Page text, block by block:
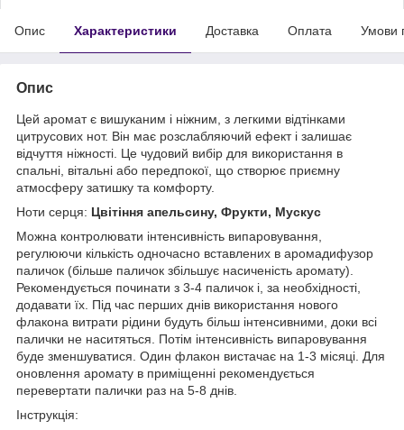
Опис Характеристики Доставка Оплата Умови
Опис
Цей аромат є вишуканим і ніжним, з легкими відтінками
цитрусових нот. Він має розслабляючий ефект і залишає
відчуття ніжності. Це чудовий вибір для використання в
спальні, вітальні або передпокої, що створює приємну
атмосферу затишку та комфорту.
Ноти серця: Цвітіння апельсину, Фрукти, Мускус
Можна контролювати інтенсивність випаровування,
регулюючи кількість одночасно вставлених в аромадифузор
паличок (більше паличок збільшує насиченість аромату).
Рекомендується починати з 3-4 паличок і, за необхідності,
додавати їх. Під час перших днів використання нового
флакона витрати рідини будуть більш інтенсивними, доки всі
палички не наситяться. Потім інтенсивність випаровування
буде зменшуватися. Один флакон вистачає на 1-3 місяці. Для
оновлення аромату в приміщенні рекомендується
перевертати палички раз на 5-8 днів.
Інструкція: